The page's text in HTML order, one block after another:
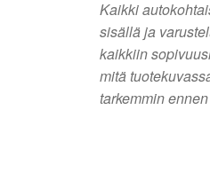
Kaikki
sisällä ja
kaikkiin
mitä
tarkemmin